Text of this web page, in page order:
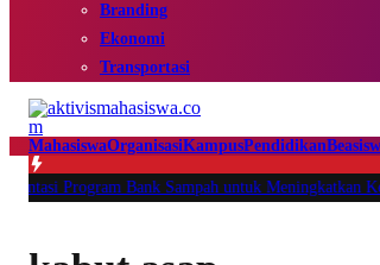
Branding
Ekonomi
Transportasi
MahasiswaOrganisasiKampusPendidikan
Bank Sampah untuk Meningkatkan